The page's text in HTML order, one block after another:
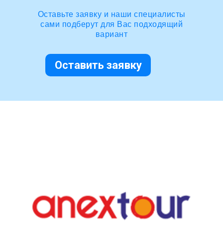
Оставьте заявку и наши специалисты
сами подберут для Вас подходящий
вариант
Оставить заявку